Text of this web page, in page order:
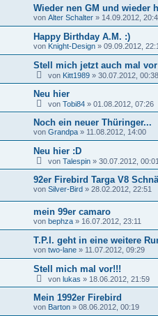
Wieder nen GM und wieder
von Alter Schalter » 14.09.2012,
Happy Birthday A.M. :)
von Knight-Design » 09.09.2012,
Stell mich jetzt auch mal
von Kitt1989 » 30.07.2012, 00:38
Neu hier
von Tobi84 » 01.08.2012, 07:26
Noch ein neuer Thüringer...
von Grandpa » 11.08.2012, 14:00
Neu hier :D
von Talespin » 30.07.2012, 00:01
92er Firebird Targa V8
von Silver-Bird » 28.02.2012, 22:51
mein 99er camaro
von bephza » 16.07.2012, 23:11
T.P.I. geht in eine weitere
von two-lane » 11.07.2012, 09:29
Stell mich mal vor!!!
von lukas » 18.06.2012, 21:59
Mein 1992er Firebird
von Barton » 08.06.2012, 00:19